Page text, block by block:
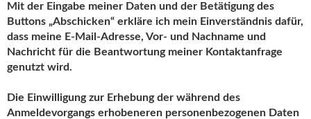
Mit der Eingabe meiner Daten und der Betätigung des
Buttons „Abschicken“ erkläre ich mein Einverständnis dafür,
dass meine E-Mail-Adresse, Vor- und Nachname und
Nachricht für die Beantwortung meiner Kontaktanfrage
genutzt wird.
Die Einwilligung zur Erhebung der während des
Anmeldevorgangs erhobeneren personenbezogenen Daten